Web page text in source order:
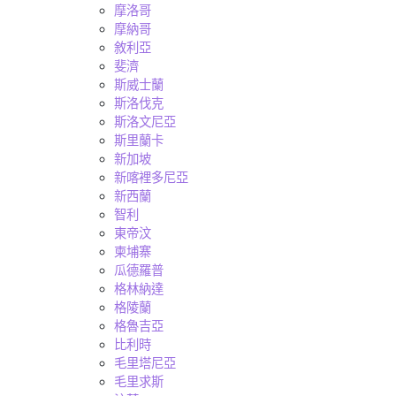
摩洛哥
摩納哥
敘利亞
斐濟
斯威士蘭
斯洛伐克
斯洛文尼亞
斯里蘭卡
新加坡
新喀裡多尼亞
新西蘭
智利
東帝汶
柬埔寨
瓜德羅普
格林納達
格陵蘭
格魯吉亞
比利時
毛里塔尼亞
毛里求斯